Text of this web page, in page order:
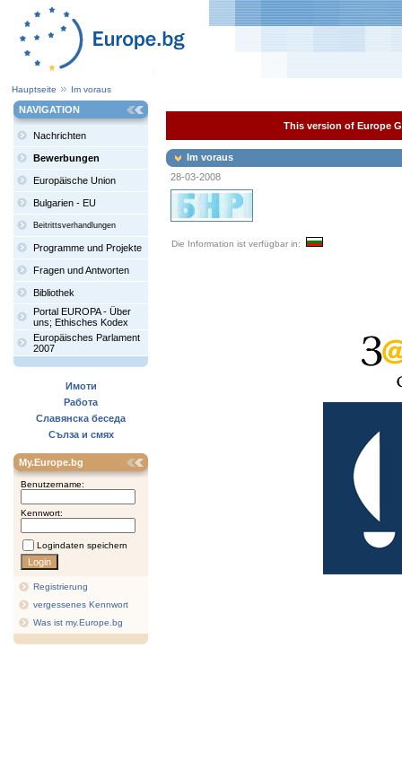
Hauptseite Im voraus
NAVIGATION
Nachrichten
Bewerbungen
Europäische Union
Bulgarien - EU
Beitrittsverhandlungen
Programme und Projekte
Fragen und Antworten
Bibliothek
Portal EUROPA - Über
uns; Ethisches Kodex
Europäisches Parlament
2007
Имоти
Работа
Славянска беседа
Сълза и смях
My.Europe.bg
Benutzername:
Kennwort:
Logindaten speichern
Registrierung
vergessenes Kennwort
Was ist my.Europe.bg
This version of Europe
Im voraus
28-03-2008
Die Information ist verfügbar in: